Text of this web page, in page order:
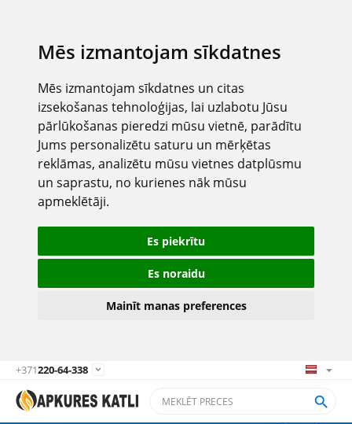
Mēs izmantojam sīkdatnes
Mēs izmantojam sīkdatnes un citas
izsekošanas tehnoloģijas, lai uzlabotu Jūsu
pārlūkošanas pieredzi mūsu vietnē, parādītu
Jums personalizētu saturu un mērķētas
reklāmas, analizētu mūsu vietnes datplūsmu
un saprastu, no kurienes nāk mūsu
apmeklētāji.
Es piekrītu
Es noraidu
Mainīt manas preferences
+371220-64-338 
